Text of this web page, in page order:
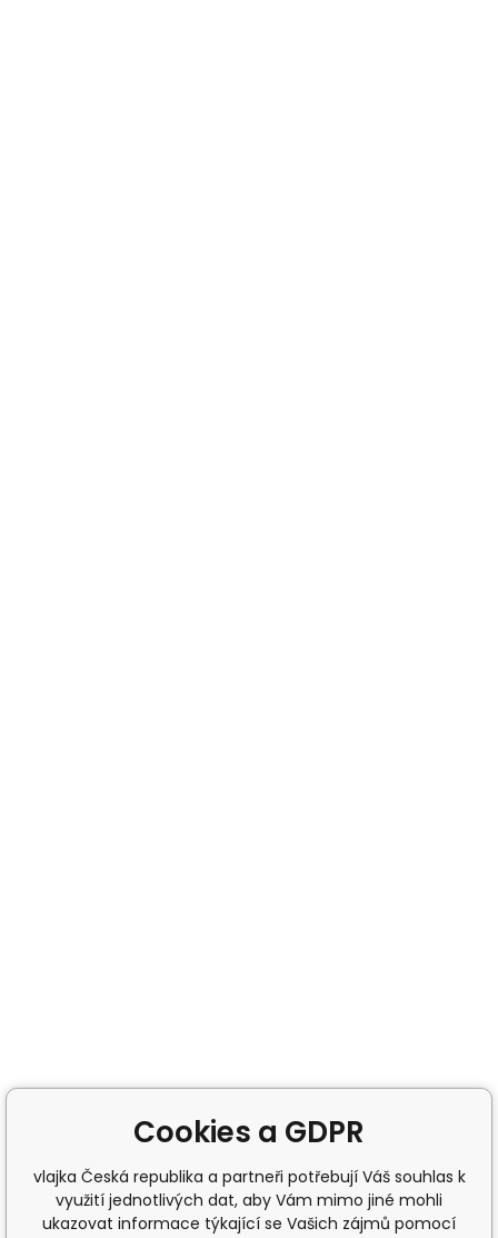
Cookies a GDPR
vlajka Česká republika a partneři potřebují Váš souhlas k
využití jednotlivých dat, aby Vám mimo jiné mohli
ukazovat informace týkající se Vašich zájmů pomocí